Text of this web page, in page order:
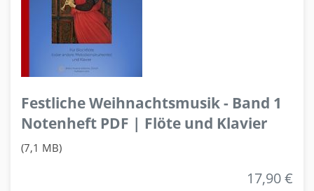
Festliche Weihnachtsmusik - Band 1
Notenheft PDF | Flöte und Klavier
(7,1 MB)
17,90 €